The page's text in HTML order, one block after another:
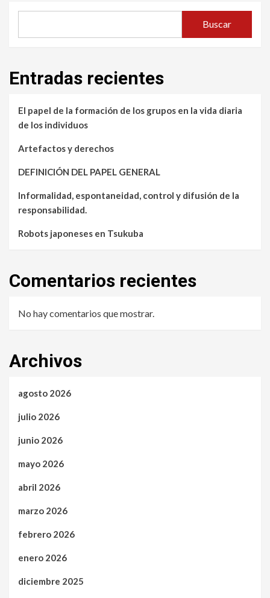
Buscar
Entradas recientes
El papel de la formación de los grupos en la vida diaria
de los individuos
Artefactos y derechos
DEFINICIÓN DEL PAPEL GENERAL
Informalidad, espontaneidad, control y difusión de la
responsabilidad.
Robots japoneses en Tsukuba
Comentarios recientes
No hay comentarios que mostrar.
Archivos
agosto 2026
julio 2026
junio 2026
mayo 2026
abril 2026
marzo 2026
febrero 2026
enero 2026
diciembre 2025